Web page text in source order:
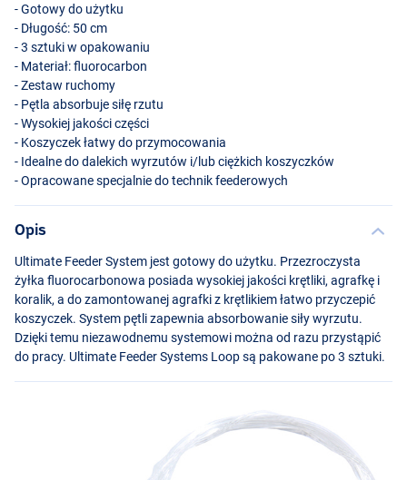
- Gotowy do użytku
- Długość: 50 cm
- 3 sztuki w opakowaniu
- Materiał: fluorocarbon
- Zestaw ruchomy
- Pętla absorbuje siłę rzutu
- Wysokiej jakości części
- Koszyczek łatwy do przymocowania
- Idealne do dalekich wyrzutów i/lub ciężkich koszyczków
- Opracowane specjalnie do technik feederowych
Opis
Ultimate Feeder System jest gotowy do użytku. Przezroczysta
żyłka fluorocarbonowa posiada wysokiej jakości krętliki, agrafkę i
koralik, a do zamontowanej agrafki z krętlikiem łatwo przyczepić
koszyczek. System pętli zapewnia absorbowanie siły wyrzutu.
Dzięki temu niezawodnemu systemowi można od razu przystąpić
do pracy. Ultimate Feeder Systems Loop są pakowane po 3 sztuki.